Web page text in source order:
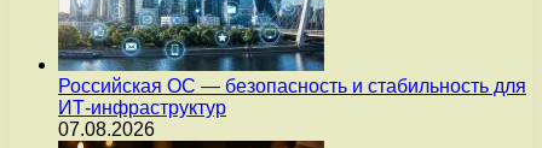
Российская ОС — безопасность и стабильность для
ИТ-инфраструктур
07.08.2026